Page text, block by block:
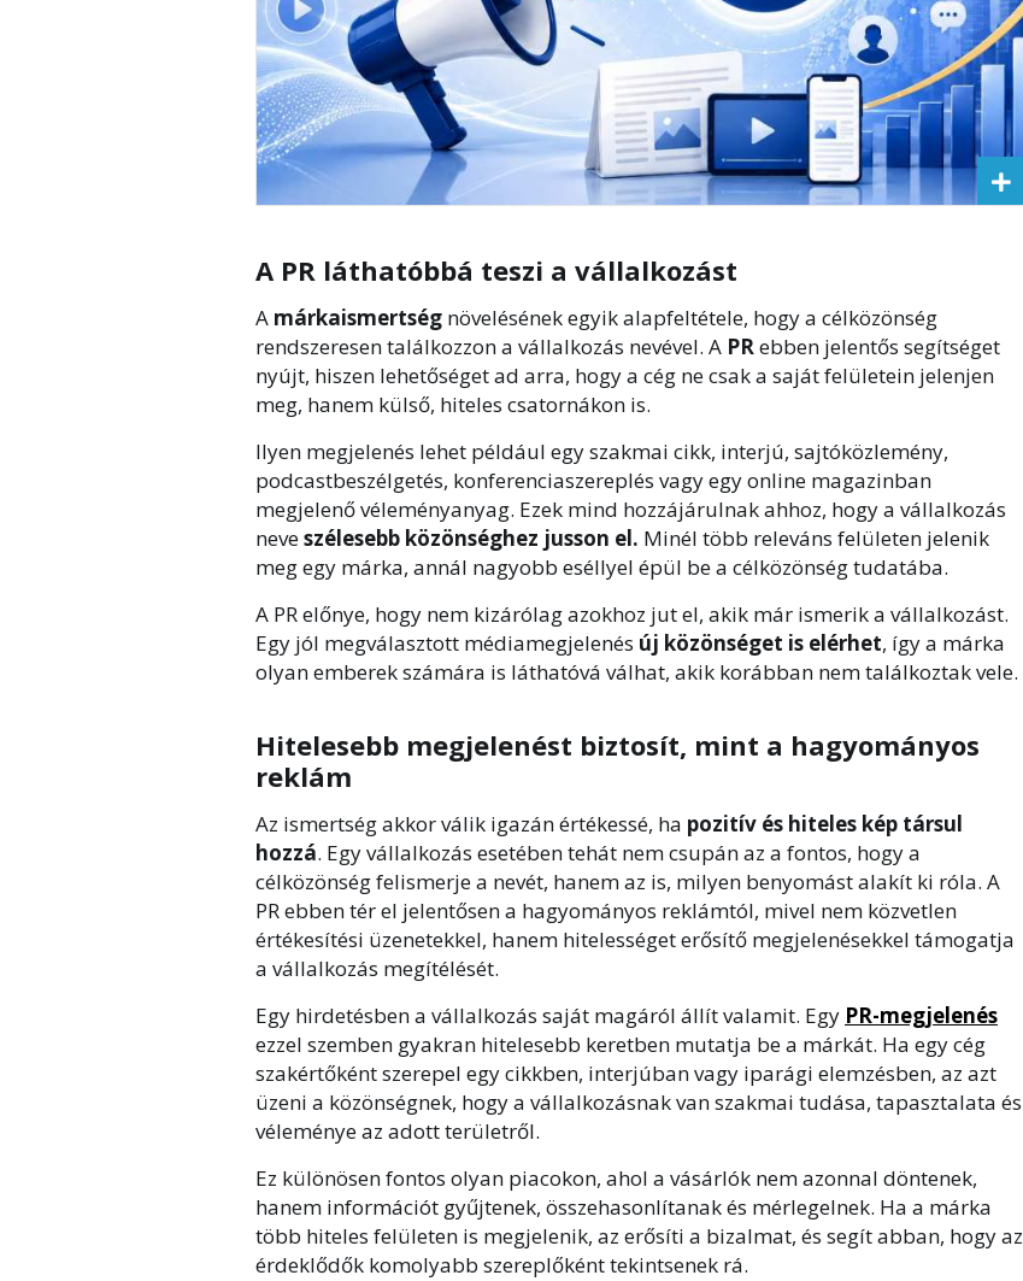
A PR láthatóbbá teszi a vállalkozást
A márkaismertség növelésének egyik alapfeltétele, hogy a célközönség
rendszeresen találkozzon a vállalkozás nevével. A PRebben jelentős segítséget
nyújt, hiszen lehetőséget ad arra, hogy a cég ne csak a saját felületein jelenjen
meg, hanem külső, hiteles csatornákon is.
Ilyen megjelenés lehet például egy szakmai cikk, interjú, sajtóközlemény,
podcastbeszélgetés, konferenciaszereplés vagy egy online magazinban
megjelenő véleményanyag. Ezek mind hozzájárulnak ahhoz, hogy a vállalkozás
neveszélesebb közönséghez jusson el. Minél több releváns felületen jelenik
meg egy márka, annál nagyobb eséllyel épül be a célközönség tudatába.
A PR előnye, hogy nem kizárólag azokhoz jut el, akik már ismerik a vállalkozást.
Egy jól megválasztott médiamegjelenés új közönséget is elérhet, így a márka
olyan emberek számára is láthatóvá válhat, akik korábban nem találkoztak vele.
Hitelesebb megjelenést biztosít, mint a hagyományos
reklám
Az ismertség akkor válik igazán értékessé, ha pozitív és hiteles kép társul
hozzá. Egy vállalkozás esetében tehát nem csupán az a fontos, hogy a
célközönség felismerje a nevét, hanem az is, milyen benyomást alakít ki róla. A
PR ebben tér el jelentősen a hagyományos reklámtól, mivel nem közvetlen
értékesítési üzenetekkel, hanem hitelességet erősítő megjelenésekkel támogatja
a vállalkozás megítélését.
Egy hirdetésben a vállalkozás saját magáról állít valamit. Egy PR-megjelenés
ezzel szemben gyakran hitelesebb keretben mutatja be a márkát. Ha egy cég
szakértőként szerepel egy cikkben, interjúban vagy iparági elemzésben, az azt
üzeni a közönségnek, hogy a vállalkozásnak van szakmai tudása, tapasztalata és
véleménye az adott területről.
Ez különösen fontos olyan piacokon, ahol a vásárlók nem azonnal döntenek,
hanem információt gyűjtenek, összehasonlítanak és mérlegelnek. Ha a márka
több hiteles felületen is megjelenik, az erősíti a bizalmat, és segít abban, hogy az
érdeklődők komolyabb szereplőként tekintsenek rá.